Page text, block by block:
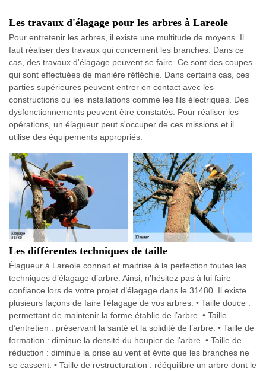
Les travaux d'élagage pour les arbres à Lareole
Pour entretenir les arbres, il existe une multitude de moyens. Il
faut réaliser des travaux qui concernent les branches. Dans ce
cas, des travaux d'élagage peuvent se faire. Ce sont des coupes
qui sont effectuées de manière réfléchie. Dans certains cas, ces
parties supérieures peuvent entrer en contact avec les
constructions ou les installations comme les fils électriques. Des
dysfonctionnements peuvent être constatés. Pour réaliser les
opérations, un élagueur peut s'occuper de ces missions et il
utilise des équipements appropriés.
Les différentes techniques de taille
Élagueur à Lareole connait et maitrise à la perfection toutes les
techniques d’élagage d’arbre. Ainsi, n’hésitez pas à lui faire
confiance lors de votre projet d’élagage dans le 31480. Il existe
plusieurs façons de faire l’élagage de vos arbres. • Taille douce :
permettant de maintenir la forme établie de l’arbre. • Taille
d’entretien : préservant la santé et la solidité de l’arbre. • Taille de
formation : diminue la densité du houpier de l’arbre. • Taille de
réduction : diminue la prise au vent et évite que les branches ne
se cassent. • Taille de restructuration : rééquilibre un arbre dont le